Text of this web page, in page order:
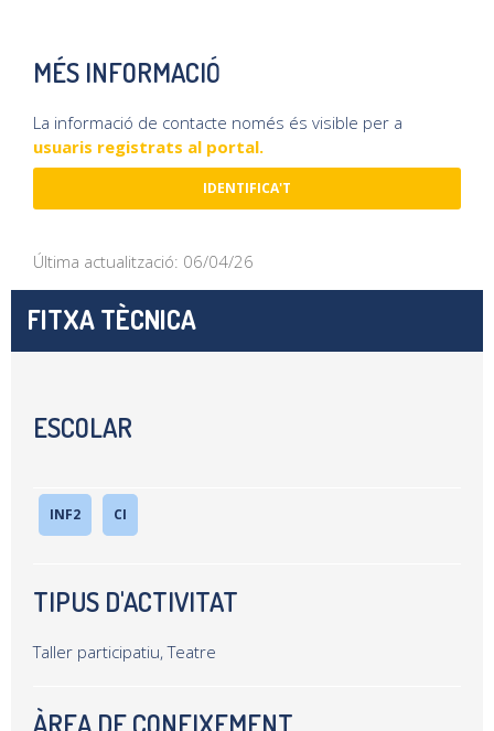
MÉS INFORMACIÓ
La informació de contacte només és visible per a
usuaris registrats al portal.
IDENTIFICA'T
Última actualització: 06/04/26
FITXA TÈCNICA
ESCOLAR
INF2 CI
TIPUS D'ACTIVITAT
Taller participatiu, Teatre
ÀREA DE CONEIXEMENT